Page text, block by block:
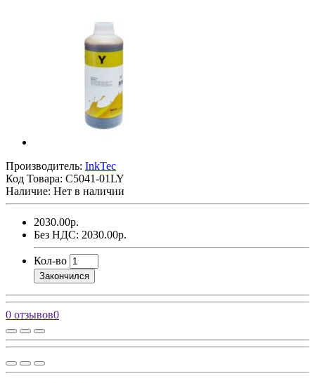
Производитель: InkTec
Код Товара: C5041-01LY
Наличие: Нет в наличии
2030.00р.
Без НДС: 2030.00р.
Кол-во
Закончился
0 отзывов0